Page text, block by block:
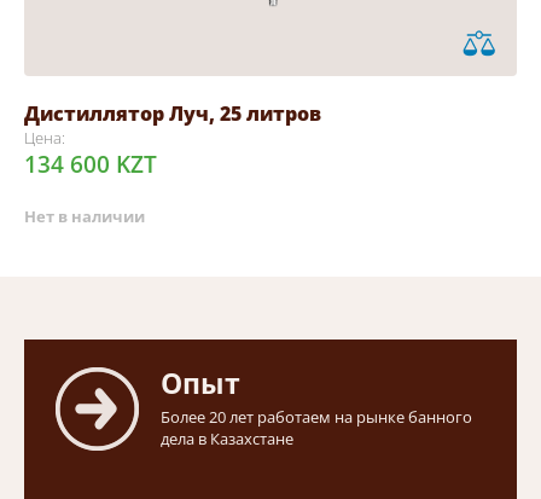
Дистиллятор Луч, 25 литров
Цена:
134 600 KZT
Нет в наличии
Опыт
Более 20 лет работаем на рынке банного
дела в Казахстане